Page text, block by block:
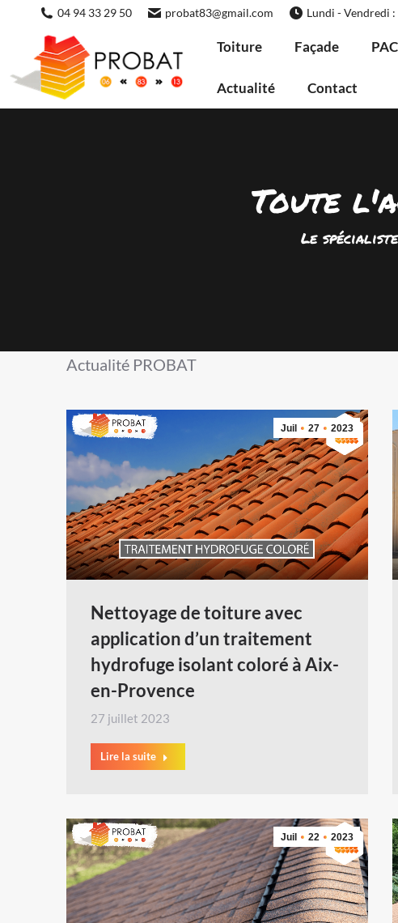
04 94 33 29 50 probat83@gmail.com Lundi - Vendredi :
Toiture Façade
Actualité Contact
Toute
Le
Actualité PROBAT
Juil 27 2023
Nettoyage de toiture avec
application d’un traitement
hydrofuge isolant coloré à Aix-
en-Provence
27 juillet 2023
Lire la suite
Juil 22 2023